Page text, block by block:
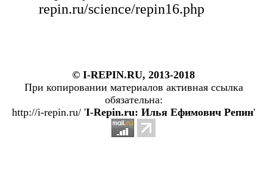
repin.ru/science/repin16.php
© I-REPIN.RU, 2013-2018
При копировании материалов активная ссылка
обязательна:
http://i-repin.ru/ 'I-Repin.ru: Илья Ефимович Репин'